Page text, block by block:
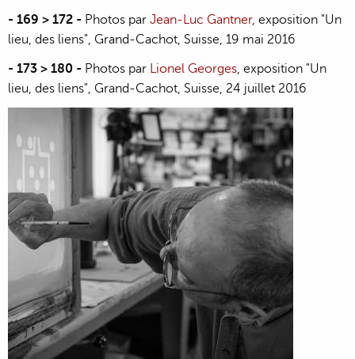
- 169 > 172 - Photos par Jean-Luc Gantner, exposition "Un
lieu, des liens", Grand-Cachot, Suisse, 19 mai 2016
- 173 > 180 - Photos par Lionel Georges, exposition "Un
lieu, des liens", Grand-Cachot, Suisse, 24 juillet 2016